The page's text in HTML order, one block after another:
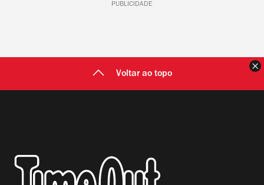
PUBLICIDADE
Voltar ao topo